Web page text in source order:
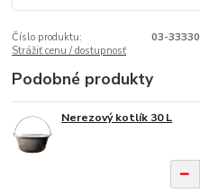
Číslo produktu:
03-33330
Strážiť cenu / dostupnosť
Podobné produkty
Nerezový kotlík 30 L